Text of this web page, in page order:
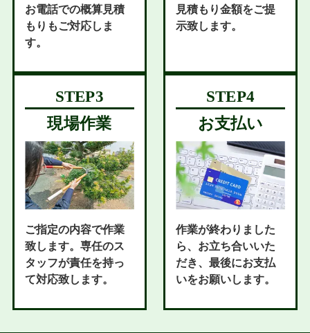
お電話での概算見積
もりもご対応しま
す。
見積もり金額をご提
示致します。
現場作業
ご指定の内容で作業
致します。専任のス
タッフが責任を持っ
て対応致します。
お支払い
作業が終わりました
ら、お立ち合いいた
だき、最後にお支払
いをお願いします。